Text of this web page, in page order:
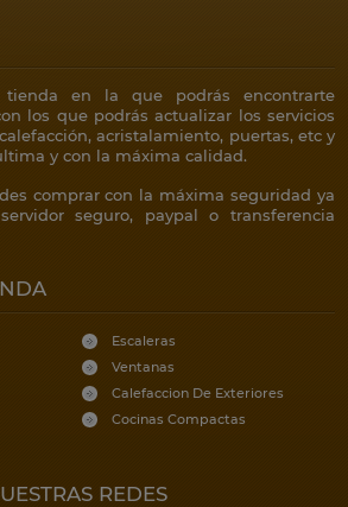
tienda en la que podrás encontrarte
los que podrás actualizar los servicios
acristalamiento, puertas, etc y
y con la máxima calidad.
comprar con la máxima seguridad ya
seguro, paypal o transferencia
Escaleras
Ventanas
Calefaccion De Exteriores
Cocinas Compactas
REDES